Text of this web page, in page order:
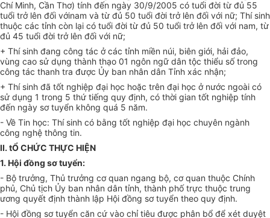
Chí Minh, Cần Thơ) tính đến ngày 30/9/2005 có tuổi đời từ đủ 55
tuổi trở lên đối vớinam và từ đủ 50 tuổi đời trở lên đối với nữ; Thí sinh
thuộc các tỉnh còn lại có tuổi đời từ đủ 50 tuổi trở lên đối với nam, từ
đủ 45 tuổi đời trở lên đối với nữ;
+ Thí sinh đang công tác ở các tỉnh miền núi, biên giới, hải đảo,
vùng cao sử dụng thành thạo 01 ngôn ngữ dân tộc thiểu số trong
công tác thanh tra được Ủy ban nhân dân Tỉnh xác nhận;
+ Thí sinh đã tốt nghiệp đại học hoặc trên đại học ở nước ngoài có
sử dụng 1 trong 5 thứ tiếng quy định, có thời gian tốt nghiệp tính
đến ngày sơ tuyển không quá 5 năm.
- Về Tin học: Thí sinh có bằng tốt nghiệp đại học chuyên ngành
công nghệ thông tin.
II. tỔ CHỨC THỰC HIỆN
1. Hội đồng sơ tuyển:
- Bộ trưởng, Thủ trưởng cơ quan ngang bộ, cơ quan thuộc Chính
phủ, Chủ tịch Ủy ban nhân dân tỉnh, thành phố trực thuộc trung
ương quyết định thành lập Hội đồng sơ tuyển theo quy định.
- Hội đồng sơ tuyển căn cứ vào chỉ tiêu được phân bổ để xét duyệt